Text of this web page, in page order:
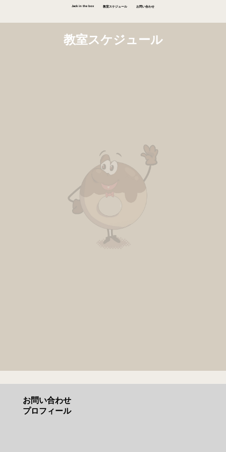
Jack in the box 教室スケジュール お問い合わせ
教室スケジュール
お問い合わせ
プロフィール